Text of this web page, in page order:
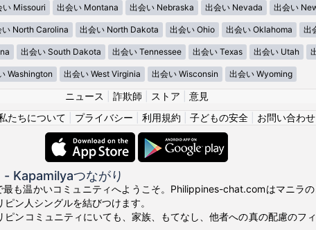
い Missouri 出会い Montana 出会い Nebraska 出会い Nevada 出会い
い North Carolina 出会い North Dakota 出会い Ohio 出会い Oklahoma 出
出会い South Dakota 出会い Tennessee 出会い Texas 出会い Utah
Washington 出会い West Virginia 出会い Wisconsin 出会い Wyoming
ニュース 詐欺師 ストア
意見
たちについて プライバシー 利用規約 子どもの安全| お問い合わせ
Kapamilyaつながり
も温かいコミュニティへようこそ。Philippines-chat.comはマニラ
ン人シングルを結びつけます。
ンコミュニティにいても、家族、もてなし、他者への真の配慮のフ